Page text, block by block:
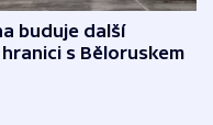
buduje další
s Běloruskem